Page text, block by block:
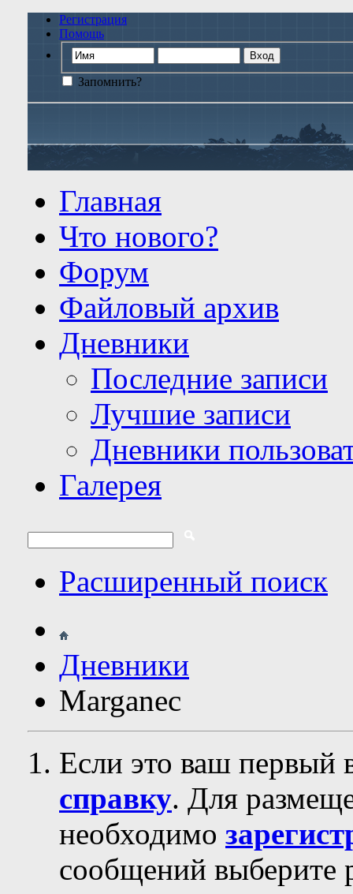
Регистрация
Помощь
Запомнить?
Главная
Что нового?
Форум
Файловый архив
Дневники
Последние записи
Лучшие записи
Дневники
Галерея
Расширенный поиск
Дневники
Marganec
Если это ваш первый
справку. Для
необходимо
сообщений выберите